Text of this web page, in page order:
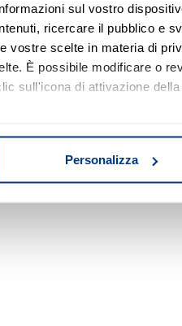
sul vostro
ricercare il pubblico e
vostre scelte in materia di
È possibile modificare o
sull'icona di attivazione
attivamente alla
Personalizza
risultato
modificare o
a cambiare l'area di